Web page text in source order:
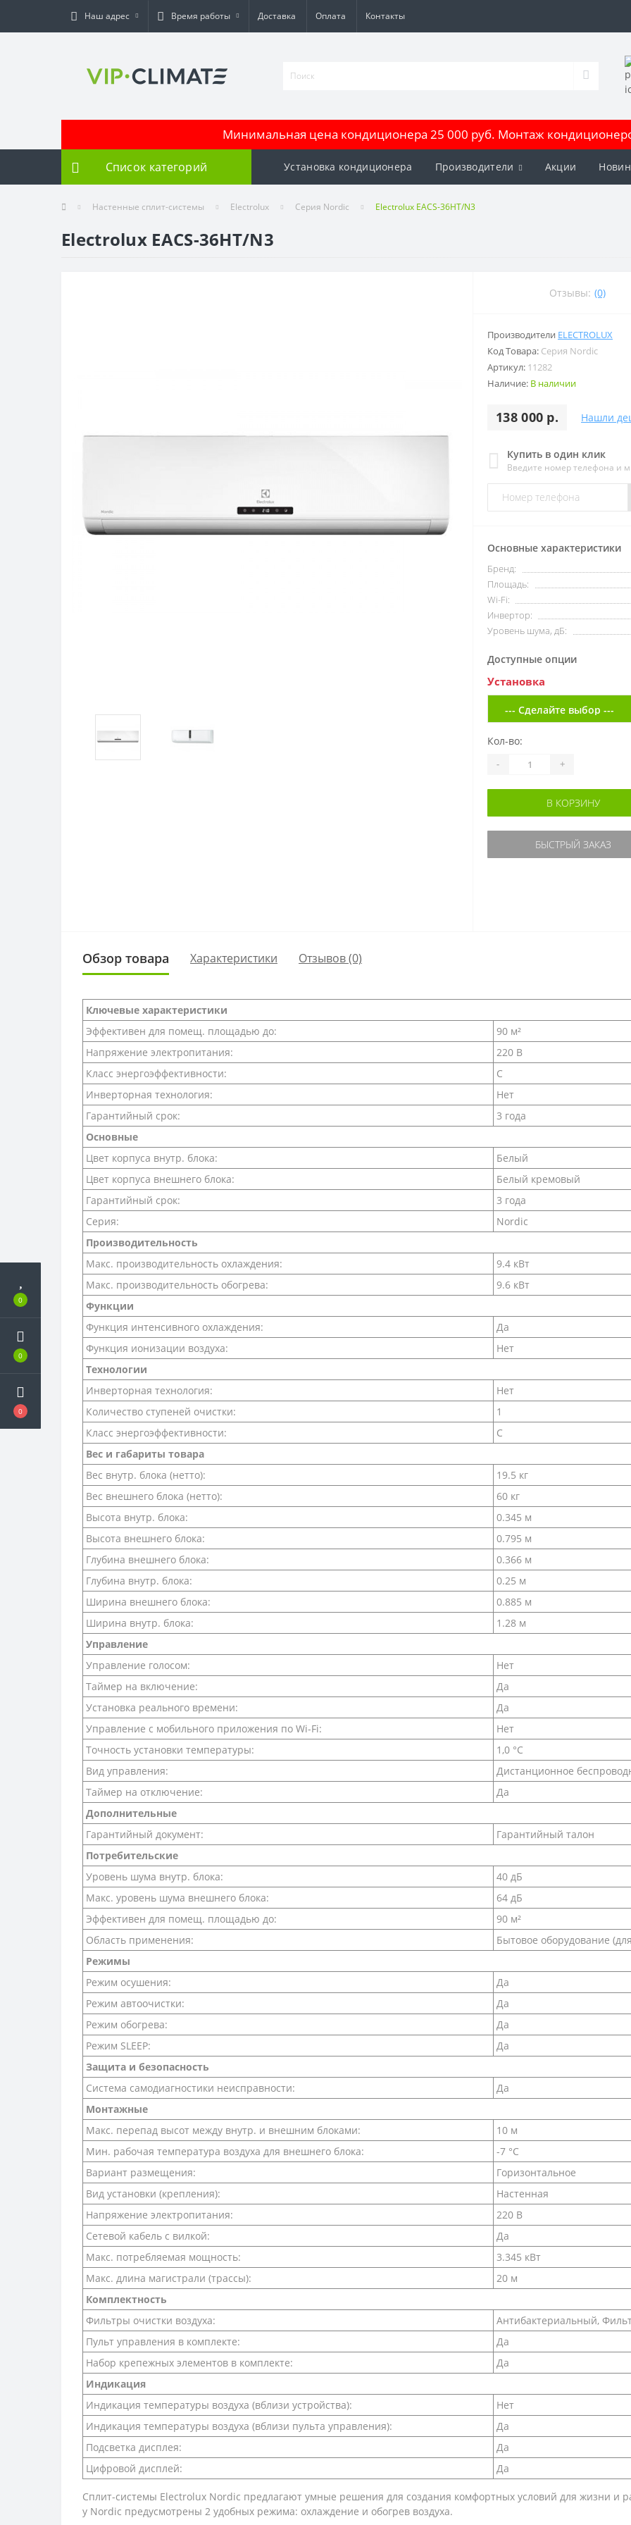
0
0
0
Наш адрес Время работы Доставка Оплата Контакты
Минимальная цена кондиционера 25 000 руб. Монтаж
Список категорий Установка кондиционера Производители Акции
Настенные сплит-системы Electrolux Серия Nordic Electrolux EACS-36HT/N3
Electrolux EACS-36HT/N3
Отзывы: (0)
Производители ELECTROLUX
Код Товара: Серия Nordic
Артикул: 11282
Наличие: В наличии
138 000 р. Нашли
Купить в один клик
Введите номер телефона и
Основные характеристики
Бренд:
Площадь:
Wi-Fi:
Инвертор:
Уровень шума, дБ:
Доступные опции
Установка
Кол-во:
- +
В КОРЗИНУ
БЫСТРЫЙ ЗАКАЗ
Обзор товара Характеристики Отзывов (0)
Ключевые характеристики
Эффективен для помещ. площадью до:
90 м²
Напряжение электропитания:
220 В
Класс энергоэффективности:
C
Инверторная технология:
Нет
Гарантийный срок:
3 года
Основные
Цвет корпуса внутр. блока:
Белый
Цвет корпуса внешнего блока:
Белый кремовый
Гарантийный срок:
3 года
Серия:
Nordic
Производительность
Макс. производительность охлаждения:
9.4 кВт
Макс. производительность обогрева:
9.6 кВт
Функции
Функция интенсивного охлаждения:
Да
Функция ионизации воздуха:
Нет
Технологии
Инверторная технология:
Нет
Количество ступеней очистки:
1
Класс энергоэффективности:
C
Вес и габариты товара
Вес внутр. блока (нетто):
19.5 кг
Вес внешнего блока (нетто):
60 кг
Высота внутр. блока:
0.345 м
Высота внешнего блока:
0.795 м
Глубина внешнего блока:
0.366 м
Глубина внутр. блока:
0.25 м
Ширина внешнего блока:
0.885 м
Ширина внутр. блока:
1.28 м
Управление
Управление голосом:
Нет
Таймер на включение:
Да
Установка реального времени:
Да
Управление c мобильного приложения по Wi-Fi:
Нет
Точность установки температуры:
1,0 °С
Вид управления:
Дистанционное
Таймер на отключение:
Да
Дополнительные
Гарантийный документ:
Гарантийный талон
Потребительские
Уровень шума внутр. блока:
40 дБ
Макс. уровень шума внешнего блока:
64 дБ
Эффективен для помещ. площадью до:
90 м²
Область применения:
Бытовое оборудование
Режимы
Режим осушения:
Да
Режим автоочистки:
Да
Режим обогрева:
Да
Режим SLEEP:
Да
Защита и безопасность
Система самодиагностики неисправности:
Да
Монтажные
Макс. перепад высот между внутр. и внешним блоками:
10 м
Мин. рабочая температура воздуха для внешнего блока:
-7 °С
Вариант размещения:
Горизонтальное
Вид установки (крепления):
Настенная
Напряжение электропитания:
220 В
Сетевой кабель с вилкой:
Да
Макс. потребляемая мощность:
3.345 кВт
Макс. длина магистрали (трассы):
20 м
Комплектность
Фильтры очистки воздуха:
Антибактериальный,
Пульт управления в комплекте:
Да
Набор крепежных элементов в комплекте:
Да
Индикация
Индикация температуры воздуха (вблизи устройства):
Нет
Индикация температуры воздуха (вблизи пульта управления):
Да
Подсветка дисплея:
Да
Цифровой дисплей:
Да
Сплит-системы Electrolux Nordic предлагают умные решения для создания комфортных условий для жизни и
у Nordic предусмотрены 2 удобных режима: охлаждение и обогрев воздуха.